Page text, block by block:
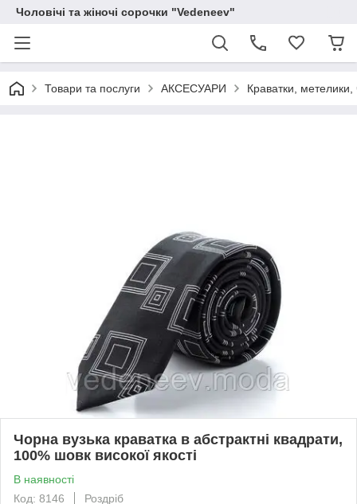
Чоловічі та жіночі сорочки "Vedeneev"
Товари та послуги АКСЕСУАРИ Краватки, метелики,
Чорна вузька краватка в абстрактні квадрати,
100% шовк високої якості
В наявності
Код: 8146
Роздріб